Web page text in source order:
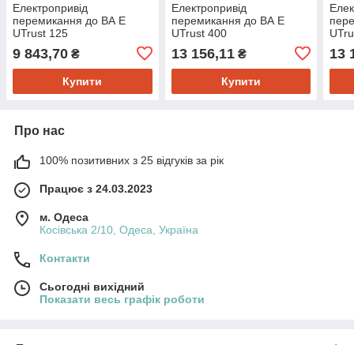
Електропривід
перемикання до ВА E
UTrust 125
9 843,70 ₴
Купити
Електропривід
перемикання до ВА E
UTrust 400
13 156,11₴
Купити
13
Про нас
100% позитивних з 25 відгуків за рік
Працює з 24.03.2023
м. Одеса
Косівська 2/10, Одеса, Україна
Контакти
Сьогодні вихідний
Показати весь графік роботи